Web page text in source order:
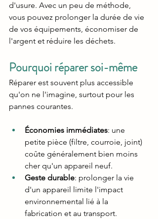
d'usure. Avec un peu de méthode,
vous pouvez prolonger la durée de vie
de vos équipements, économiser de
l'argent et réduire les déchets.
Pourquoi réparer soi-même
Réparer est souvent plus accessible
qu'on ne l'imagine, surtout pour les
pannes courantes.
Économies immédiates: une
petite pièce (filtre, courroie, joint)
coûte généralement bien moins
cher qu'un appareil neuf.
Geste durable: prolonger la vie
d'un appareil limite l'impact
environnemental lié à la
fabrication et au transport.